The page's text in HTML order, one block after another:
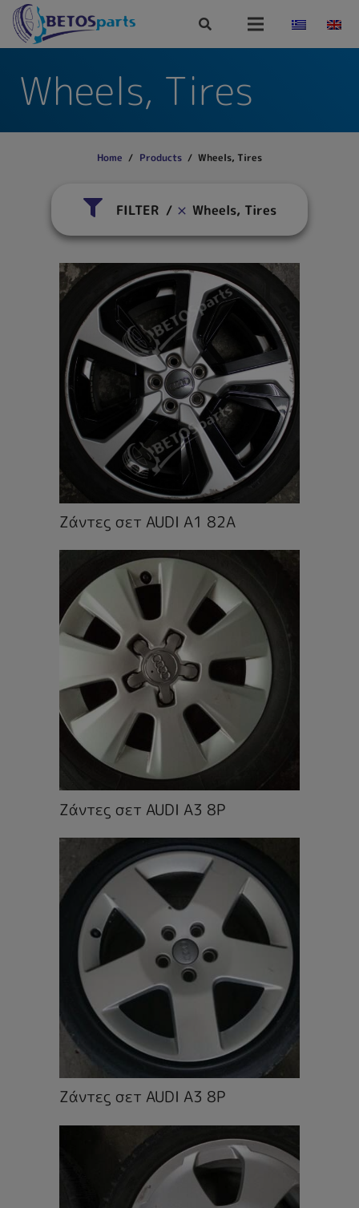
Wheels, Tires
Home / Products / Wheels, Tires
FILTER Wheels, Tires
Ζάντες σετ AUDI A1 82A
Ζάντες σετ AUDI A3 8P
Ζάντες σετ AUDI A3 8P